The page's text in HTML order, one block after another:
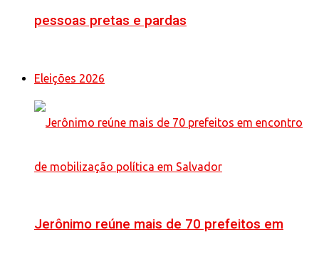
pessoas pretas e pardas
Eleições 2026
Jerônimo reúne mais de 70 prefeitos em